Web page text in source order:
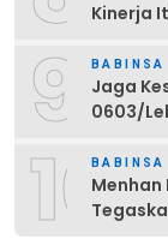
Kinerja
9 BABINSA
Jaga
0603/
10BABINSA
Menhan